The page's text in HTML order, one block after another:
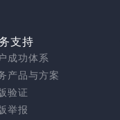
支持
成功体系
产品与方案
验证
举报